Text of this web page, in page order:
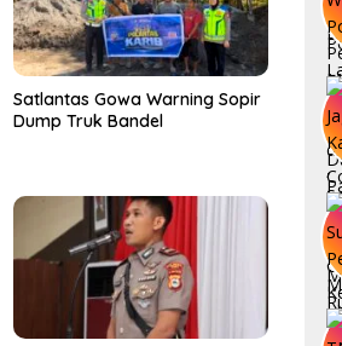
Satlantas Gowa Warning Sopir
Dump Truk Bandel